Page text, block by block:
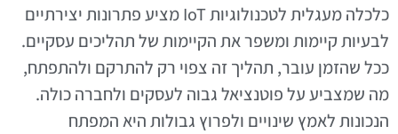
כלכלה מעגלית לטכנולוגיות IoT מציע פתרונות יצירתיים
לבעיות קיימות ומשפר את הקיימות של תהליכים עסקיים.
ככל שהזמן עובר, תהליך זה צפוי רק להתרקם ולהתפתח,
מה שמצביע על פוטנציאל גבוה לעסקים ולחברה כולה.
הנכונות לאמץ שינויים ולפרוץ גבולות היא המפתח